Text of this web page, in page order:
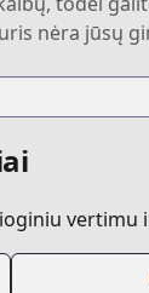
nėra jūsų